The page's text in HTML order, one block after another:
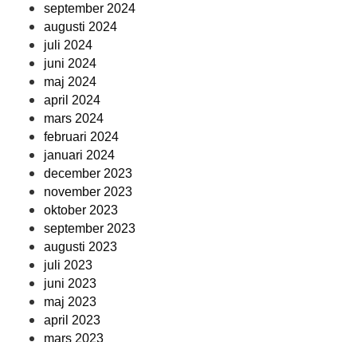
september 2024
augusti 2024
juli 2024
juni 2024
maj 2024
april 2024
mars 2024
februari 2024
januari 2024
december 2023
november 2023
oktober 2023
september 2023
augusti 2023
juli 2023
juni 2023
maj 2023
april 2023
mars 2023